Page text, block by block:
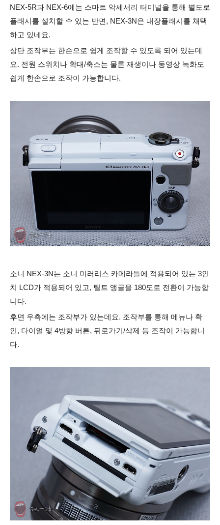
NEX-5R과 NEX-6에는 스마트 악세서리 터미널을 통해 별도로
플래시를 설치할 수 있는 반면, NEX-3N은 내장플래시를 채택
하고 있네요.
상단 조작부는 한손으로 쉽게 조작할 수 있도록 되어 있는데
요. 전원 스위치나 확대/축소는 물론 재생이나 동영상 녹화도
쉽게 한손으로 조작이 가능합니다.
소니 NEX-3N는 소니 미러리스 카메라들에 적용되어 있는 3인
치 LCD가 적용되어 있고, 틸트 앵글을 180도로 전환이 가능합
니다.
후면 우측에는 조작부가 있는데요. 조작부를 통해 메뉴나 확
인, 다이얼 및 4방향 버튼, 뒤로가기/삭제 등 조작이 가능합니
다.